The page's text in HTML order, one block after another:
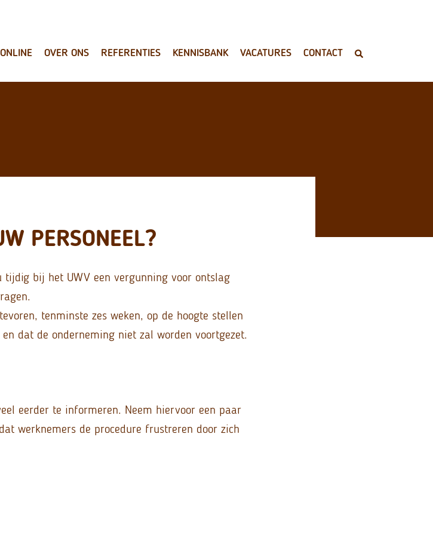
OVER ONS REFERENTIES KENNISBANK VACATURES CONTACT
PERSONEEL?
bij het UWV een vergunning voor ontslag
tenminste zes weken, op de hoogte stellen
dat de onderneming niet zal worden voortgezet.
eerder te informeren. Neem hiervoor een paar
werknemers de procedure frustreren door zich